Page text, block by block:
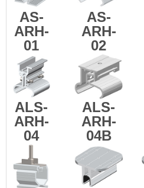
AS-
ARH-
01
AS-
ARH-
02
ALS-
ARH-
04
ALS-
ARH-
04B